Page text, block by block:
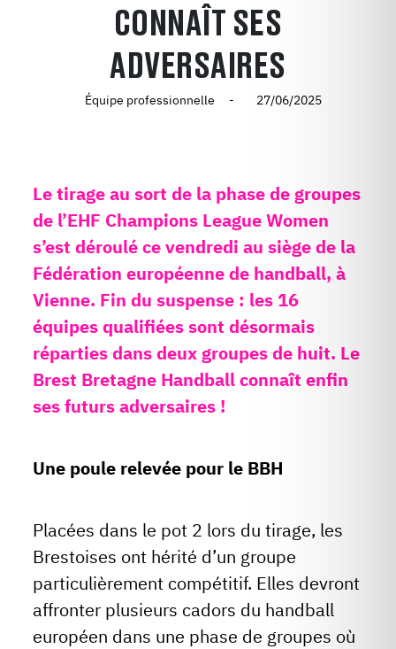
CONNAÎT SES
ADVERSAIRES
Équipe professionnelle 27/06/2025
Le tirage au sort de la phase de groupes
de l’EHF Champions League Women
s’est déroulé ce vendredi au siège de la
Fédération européenne de handball, à
Vienne. Fin du suspense : les 16
équipes qualifiées sont désormais
réparties dans deux groupes de huit. Le
Brest Bretagne Handball connaît enfin
ses futurs adversaires !
Une poule relevée pour le BBH
Placées dans le pot 2 lors du tirage, les
Brestoises ont hérité d’un groupe
particulièrement compétitif. Elles devront
affronter plusieurs cadors du handball
européen dans une phase de groupes où